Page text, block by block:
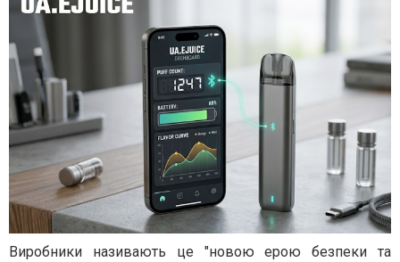
Виробники називають це "новою ерою безпеки та